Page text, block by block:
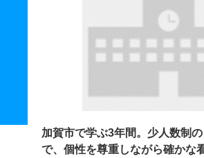
加賀市で学ぶ3年間。少人数制
で、個性を尊重しながら確かな